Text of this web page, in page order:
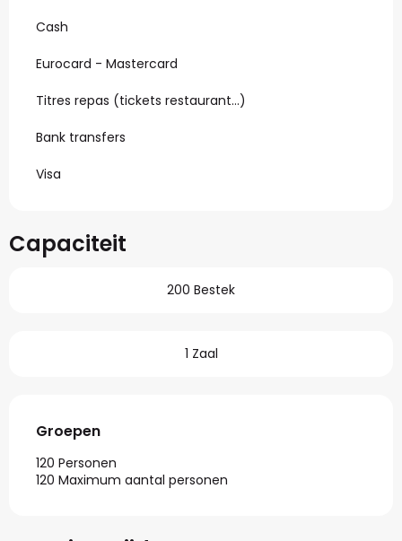
Cash
Eurocard - Mastercard
Titres repas (tickets restaurant…)
Bank transfers
Visa
Capaciteit
200 Bestek
1 Zaal
Groepen
Groepen
120 Personen
120 Maximum aantal personen